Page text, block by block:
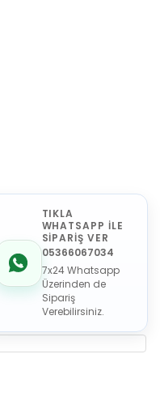
TIKLA
WHATSAPP İLE
SİPARİŞ VER
05366067034
7x24 Whatsapp
Üzerinden de
Sipariş
Verebilirsiniz.